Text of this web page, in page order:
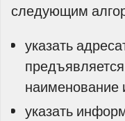
следующим
указать
наименование
указать